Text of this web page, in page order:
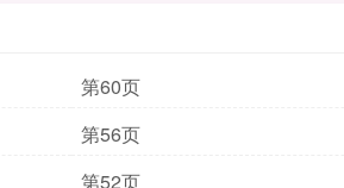
第60页
第56页
第52页